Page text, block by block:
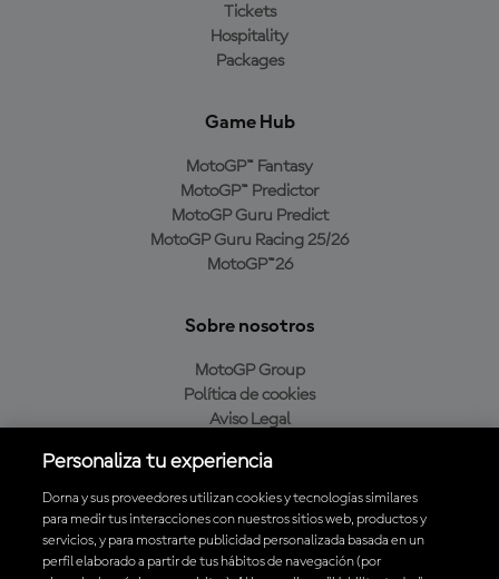
Tickets
Hospitality
Packages
Game Hub
MotoGP™ Fantasy
MotoGP™ Predictor
MotoGP Guru Predict
MotoGP Guru Racing 25/26
MotoGP™26
Sobre nosotros
MotoGP Group
Política de cookies
Aviso Legal
Política de compra
Descarga la aplicación oficial de MotoGP™
Personaliza tu experiencia
Dorna y sus proveedores utilizan cookies y tecnologías similares
para medir tus interacciones con nuestros sitios web, productos y
servicios, y para mostrarte publicidad personalizada basada en un
perfil elaborado a partir de tus hábitos de navegación (por